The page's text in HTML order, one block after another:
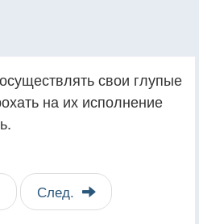
свои глупые
на их исполнение
След.